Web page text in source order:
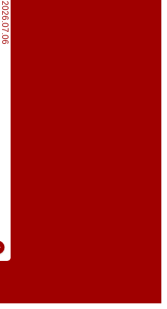
2026.07.06